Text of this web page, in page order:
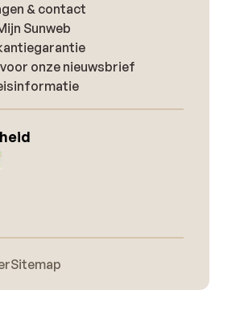
& contact
Sunweb
voor onze nieuwsbrief
Sitemap